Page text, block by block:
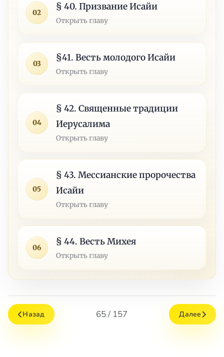
02
§ 40. Призвание Исайи
Открыть главу
03
§41. Весть молодого Исайи
Открыть главу
04
§ 42. Священные традиции
Иерусалима
Открыть главу
05
§ 43. Мессианские пророчества
Исайи
Открыть главу
06
§ 44. Весть Михея
Открыть главу
Назад 65 / 157 Далее